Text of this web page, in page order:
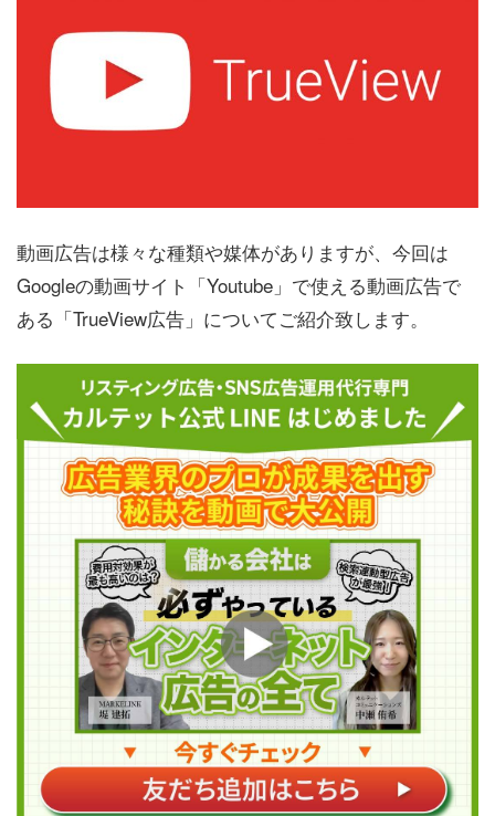
動画広告は様々な種類や媒体がありますが、今回は
Googleの動画サイト「Youtube」で使える動画広告で
ある「TrueView広告」についてご紹介致します。